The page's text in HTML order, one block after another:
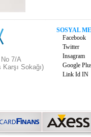
7/A
Sokağı)
SOSYAL
Facebook
Twitter
Insagram
Google
Link Id IN